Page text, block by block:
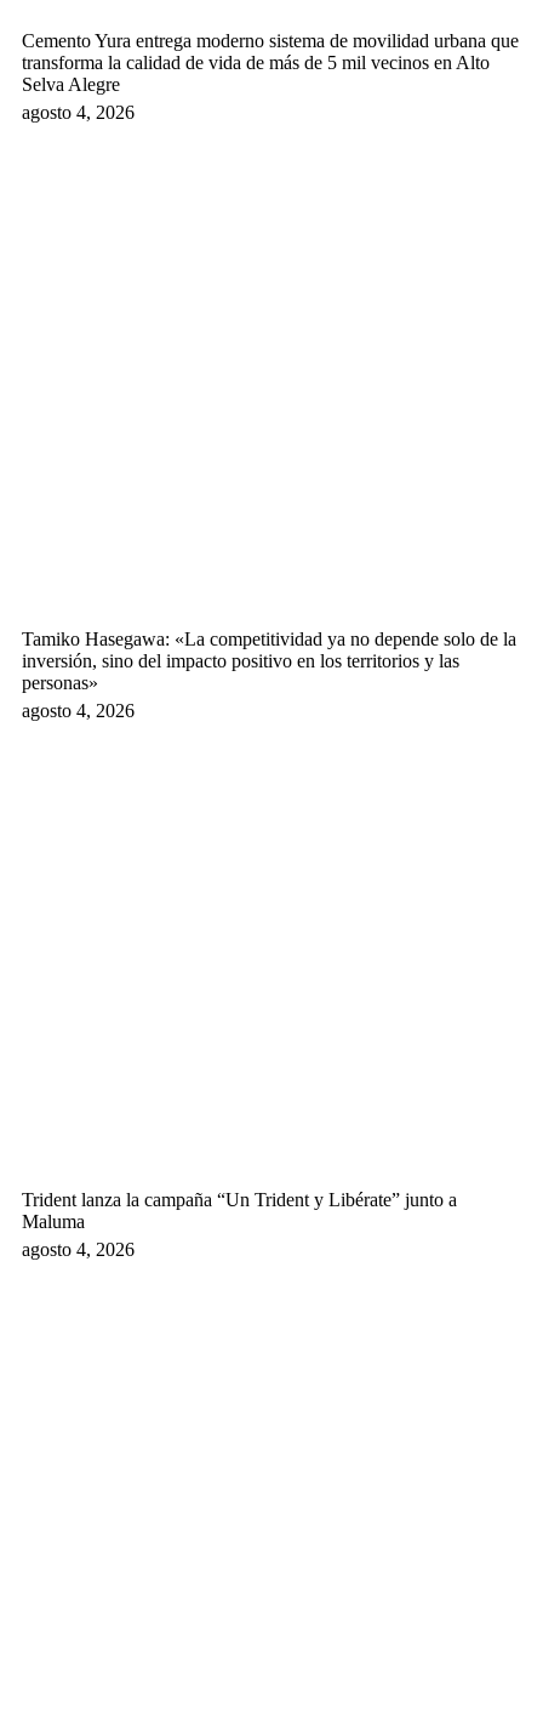
Cemento Yura entrega moderno sistema de movilidad urbana que
transforma la calidad de vida de más de 5 mil vecinos en Alto
Selva Alegre
agosto 4, 2026
Tamiko Hasegawa: «La competitividad ya no depende solo de la
inversión, sino del impacto positivo en los territorios y las
personas»
agosto 4, 2026
Trident lanza la campaña “Un Trident y Libérate” junto a
Maluma
agosto 4, 2026